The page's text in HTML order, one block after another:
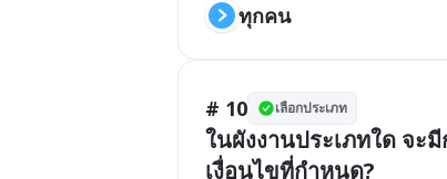
ทุกคน
# 10 เลือกประเภท
ในผังงานประเภทใด จะ
เงื่อนไขที่กำหนด?